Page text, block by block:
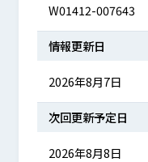
W01412-007643
情報更新日
2026年8月7日
次回更新予定日
2026年8月8日